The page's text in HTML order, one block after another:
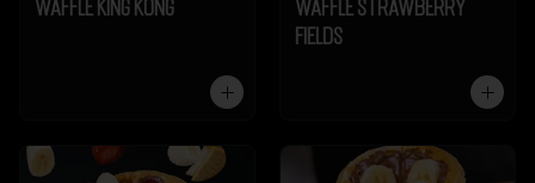
Waffle King Kong
Waffle Strawberry
Fields